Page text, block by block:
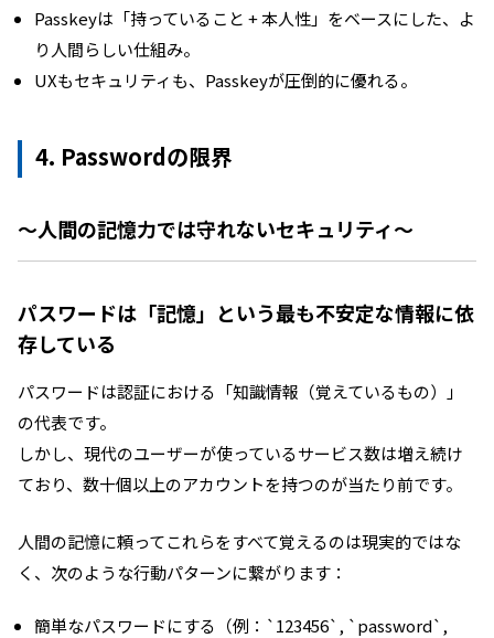
Passkeyは「持っていること + 本人性」をベースにした、よ
り人間らしい仕組み。
UXもセキュリティも、Passkeyが圧倒的に優れる。
4. Passwordの限界
〜人間の記憶力では守れないセキュリティ〜
パスワードは「記憶」という最も不安定な情報に依
存している
パスワードは認証における「知識情報（覚えているもの）」
の代表です。
しかし、現代のユーザーが使っているサービス数は増え続け
ており、数十個以上のアカウントを持つのが当たり前です。
人間の記憶に頼ってこれらをすべて覚えるのは現実的ではな
く、次のような行動パターンに繋がります：
簡単なパスワードにする（例：`123456`, `password`,